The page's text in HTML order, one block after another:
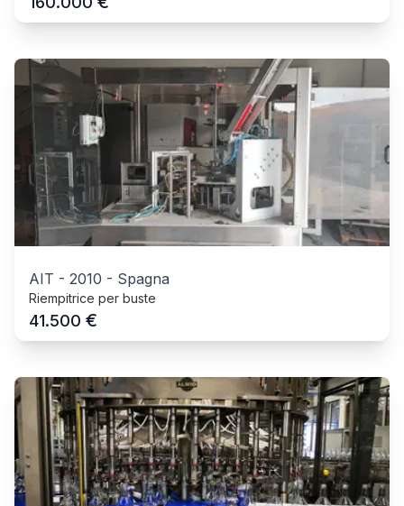
AIT - 2010 - Spagna
Riempitrice per buste
41.500 €